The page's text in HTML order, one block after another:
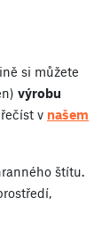
si můžete
výrobu
v našem
štítu.